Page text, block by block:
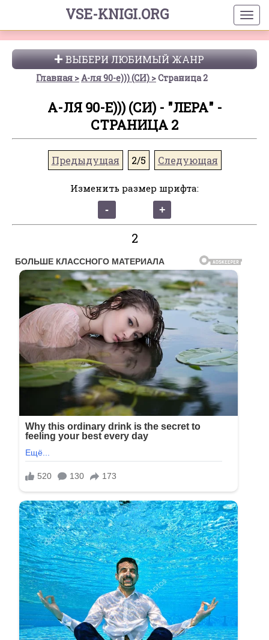
VSE-KNIGI.ORG
ВЫБЕРИ ЛЮБИМЫЙ ЖАНР
Главная А-ля 90-е))) (СИ) Страница 2
А-ЛЯ 90-Е))) (СИ) - "ЛЕРА" -
СТРАНИЦА 2
Предыдущая 2/5 Следующая
Изменить размер шрифта:
2